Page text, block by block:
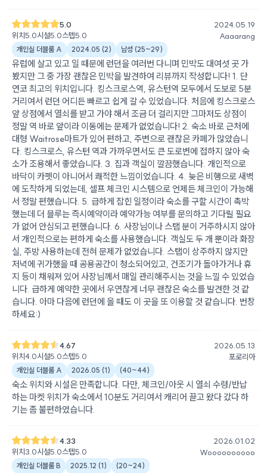
5.0
위치5.0시설5.0스텝5.0
2024.05.19
Aaaarang
개인실 더블룸 A 2024.05 (2) 남성 (25~29)
유럽에 살고 있고 일 때문에 런던을 여러번 다니며 민박도 대여섯 곳 가
봤지만 그 중 가장 괜찮은 민박을 발견하여 리뷰까지 작성합니다! 1. 단
연코 최고의 위치입니다. 킹스크로스역, 유스턴역 모두에서 도보로 5분
거리여서 런던 어디든 빠르고 쉽게 갈 수 있었습니다. 처음에 킹스크로스
앞 상점에서 열쇠를 받고 가야 해서 조금 더 걸리지만 그마저도 상점이
정말 역 바로 앞이라 이동에는 문제가 없었습니다! 2. 숙소 바로 근처에
대형 Waitrose마트가 있어 편하고, 주변으로 괜찮은 카페가 많았습니
다. 킹스크로스, 유스턴 역과 가까우면서도 큰 도로변에 접하지 않아 숙
소가 조용해서 좋았습니다. 3. 집과 객실이 깔끔했습니다. 개인적으로
바닥이 카펫이 아니어서 쾌적한 느낌이었습니다. 4. 늦은 비행으로 새벽
에 도착하게 되었는데, 셀프 체크인 시스템으로 언제든 체크인이 가능해
서 정말 편했습니다. 5. 급하게 잡힌 일정이라 숙소를 구할 시간이 촉박
했는데 더 블루는 즉시예약이라 예약가능 여부를 문의하고 기다릴 필요
가 없어 안심되고 편했습니다. 6. 사장님이나 스탭 분이 거주하시지 않아
서 개인적으로는 편하게 숙소를 사용했습니다. 객실도 두 개 뿐이라 화장
실, 주방 사용하는데 전혀 문제가 없었습니다. 스탭이 상주하지 않지만
저녁에 귀가했을 때 공용공간이 청소되어있고, 건조기가 돌아가거나 휴
지 등이 채워져 있어 사장님께서 매일 관리해주시는 것을 느낄 수 있었습
니다. 급하게 예약한 곳에서 우연찮게 너무 괜찮은 숙소를 발견한 것 같
습니다. 아마 다음에 런던에 올 때도 이 곳을 또 이용할 것 같습니다. 번창
하세요:)
4.67
위치4.0시설5.0스텝5.0
2026.05.13
포로리아
개인실 더블룸 A 2026.05 (1) (40~44)
숙소 위치와 시설은 만족합니다. 다만, 체크인/아웃 시 열쇠 수령/반납
하는 마켓 위치가 숙소에서 10분도 거리여서 캐리어 끌고 왔다 갔다 하
기는 좀 불편하였습니다.
4.33
위치3.0시설5.0스텝5.0
2026.01.02
Woooooooooo
개인실 더블룸 B 2025.12 (1) (20~24)